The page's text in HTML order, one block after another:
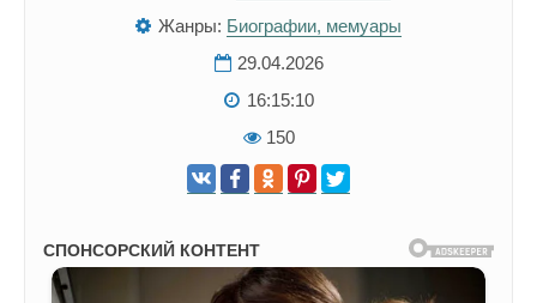
Жанры: Биографии, мемуары
29.04.2026
16:15:10
150